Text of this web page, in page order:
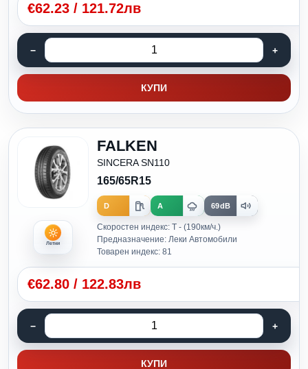
€62.23 / 121.72лв
КУПИ
Летни
FALKEN
SINCERA SN110
165/65R15
D A 69dB
Скоростен индекс: T - (190км/ч.)
Предназначение: Леки Автомобили
Товарен индекс: 81
€62.80 / 122.83лв
КУПИ